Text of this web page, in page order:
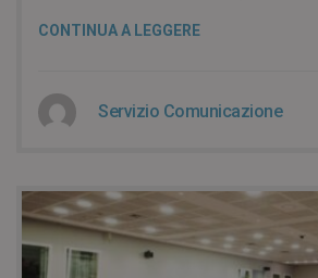
CONTINUA A LEGGERE
Servizio Comunicazione